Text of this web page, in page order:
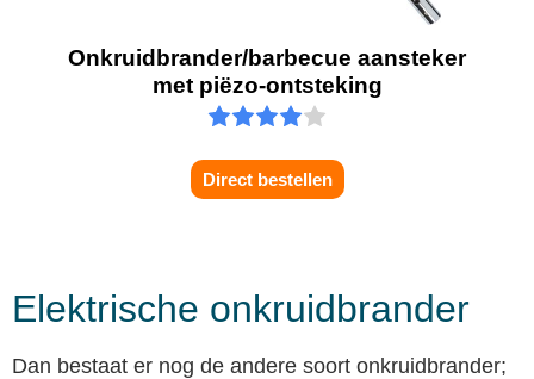
Onkruidbrander/barbecue aansteker
met piëzo-ontsteking
Direct bestellen
Elektrische onkruidbrander
Dan bestaat er nog de andere soort onkruidbrander;